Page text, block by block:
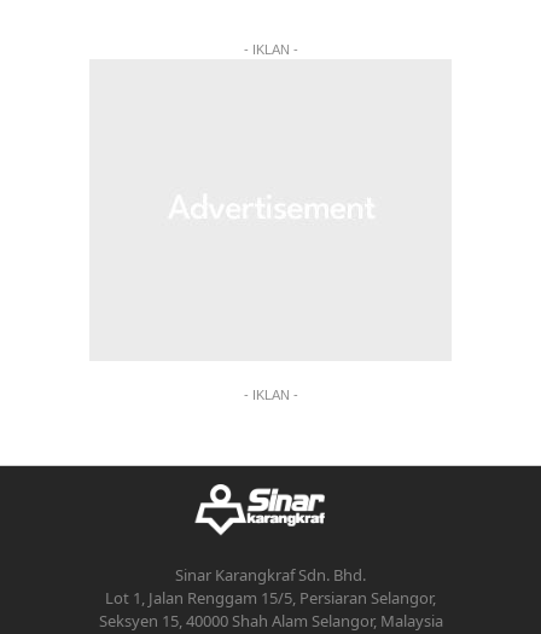
- IKLAN -
- IKLAN -
Sinar Karangkraf Sdn. Bhd.
Lot 1, Jalan Renggam 15/5, Persiaran Selangor,
Seksyen 15, 40000 Shah Alam Selangor, Malaysia